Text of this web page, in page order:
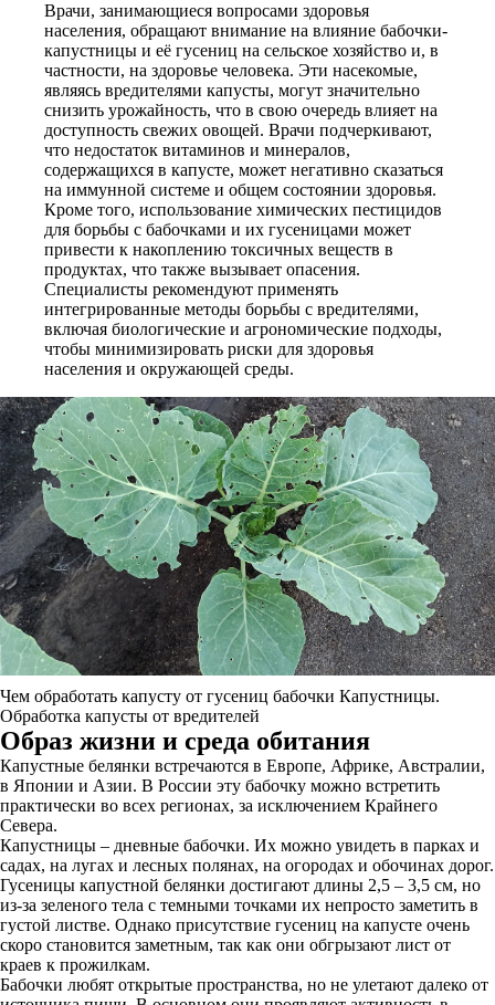
Врачи, занимающиеся вопросами здоровья
населения, обращают внимание на влияние бабочки-
капустницы и её гусениц на сельское хозяйство и, в
частности, на здоровье человека. Эти насекомые,
являясь вредителями капусты, могут значительно
снизить урожайность, что в свою очередь влияет на
доступность свежих овощей. Врачи подчеркивают,
что недостаток витаминов и минералов,
содержащихся в капусте, может негативно сказаться
на иммунной системе и общем состоянии здоровья.
Кроме того, использование химических пестицидов
для борьбы с бабочками и их гусеницами может
привести к накоплению токсичных веществ в
продуктах, что также вызывает опасения.
Специалисты рекомендуют применять
интегрированные методы борьбы с вредителями,
включая биологические и агрономические подходы,
чтобы минимизировать риски для здоровья
населения и окружающей среды.
Чем обработать капусту от гусениц бабочки Капустницы.
Обработка капусты от вредителей
Образ жизни и среда обитания
Капустные белянки встречаются в Европе, Африке, Австралии,
в Японии и Азии. В России эту бабочку можно встретить
практически во всех регионах, за исключением Крайнего
Севера.
Капустницы – дневные бабочки. Их можно увидеть в парках и
садах, на лугах и лесных полянах, на огородах и обочинах дорог.
Гусеницы капустной белянки достигают длины 2,5 – 3,5 см, но
из-за зеленого тела с темными точками их непросто заметить в
густой листве. Однако присутствие гусениц на капусте очень
скоро становится заметным, так как они обгрызают лист от
краев к прожилкам.
Бабочки любят открытые пространства, но не улетают далеко от